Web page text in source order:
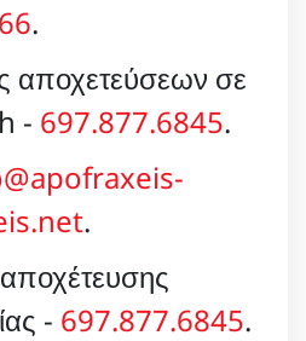
.
αποχετεύσεων σε
- 697.877.6845.
.
- 697.877.6845.